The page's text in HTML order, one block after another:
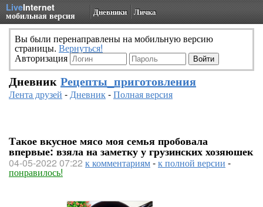
LiveInternet
мобильная версия Дневники Личка
Вы были перенаправлены на мобильную версию
страницы. Вернуться!
Авторизация
Дневник Рецепты_приготовления
Лента друзей -Дневник-Полная версия
Такое вкусное мясо моя семья пробовала
впервые: взяла на заметку у грузинских хозяюшек
04-05-2022 07:22 к комментариям-к полной версии -
понравилось!